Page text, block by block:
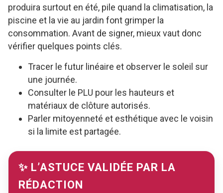
produira surtout en été, pile quand la climatisation, la
piscine et la vie au jardin font grimper la
consommation. Avant de signer, mieux vaut donc
vérifier quelques points clés.
Tracer le futur linéaire et observer le soleil sur
une journée.
Consulter le PLU pour les hauteurs et
matériaux de clôture autorisés.
Parler mitoyenneté et esthétique avec le voisin
si la limite est partagée.
✨ L’ASTUCE VALIDÉE PAR LA
RÉDACTION